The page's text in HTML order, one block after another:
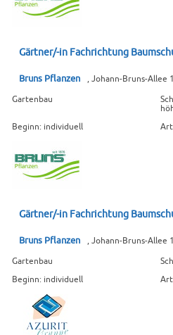
Gärtner/-in Fachrichtung
Bruns Pflanzen , Johann-Bruns-Allee
Gartenbau
Beginn: individuell
Gärtner/-in Fachrichtung
Bruns Pflanzen , Johann-Bruns-Allee
Gartenbau
Beginn: individuell